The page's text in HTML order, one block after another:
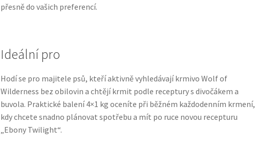
přesně do vašich preferencí.
Ideální pro
Hodí se pro majitele psů, kteří aktivně vyhledávají krmivo Wolf of
Wilderness bez obilovin a chtějí krmit podle receptury s divočákem a
buvola. Praktické balení 4×1 kg oceníte při běžném každodenním krmení,
kdy chcete snadno plánovat spotřebu a mít po ruce novou recepturu
„Ebony Twilight“.